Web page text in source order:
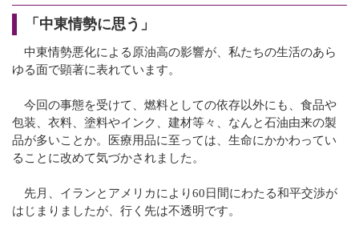
「中東情勢に思う」
中東情勢悪化による原油高の影響が、私たちの生活のあら
ゆる面で顕著に表れています。
今回の事態を受けて、燃料としての依存以外にも、食品や
包装、衣料、塗料やインク、建材等々、なんと石油由来の製
品が多いことか。医療用品に至っては、生命にかかわってい
ることに改めて気づかされました。
先月、イランとアメリカにより60日間にわたる和平交渉が
はじまりましたが、行く先は不透明です。